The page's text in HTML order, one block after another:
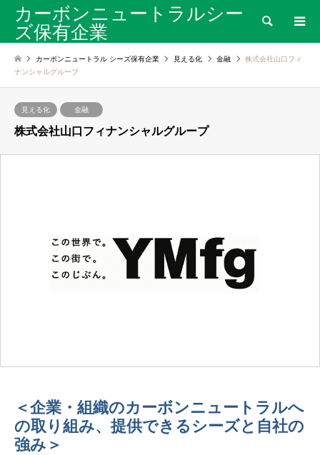
カーボンニュートラルシー
ズ保有企業
検索
カーボンニュートラル シーズ保有企業 見える化 金融
株式会社山口フィ
ナンシャルグループ
見える化 金融
株式会社山口フィナンシャルグループ
＜企業・組織のカーボンニュートラルへ
の取り組み、提供できるシーズと自社の
強み＞